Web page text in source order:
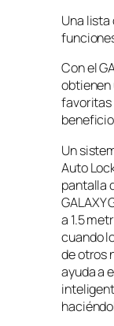
Una
Con el
obtienen
favoritas
Un
Auto
pantalla
GALAXY
a 1.5
cuando
de otros
ayuda a